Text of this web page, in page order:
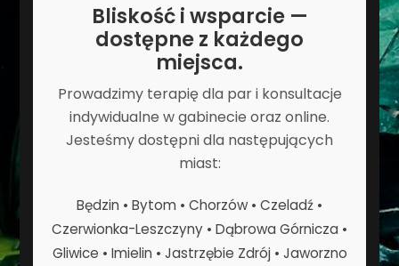
Bliskość i wsparcie —
dostępne z każdego
miejsca.
Prowadzimy terapię dla par i konsultacje
indywidualne w gabinecie oraz online.
Jesteśmy dostępni dla następujących
miast:
Będzin • Bytom • Chorzów • Czeladź •
Czerwionka-Leszczyny • Dąbrowa Górnicza •
Gliwice • Imielin • Jastrzębie Zdrój • Jaworzno